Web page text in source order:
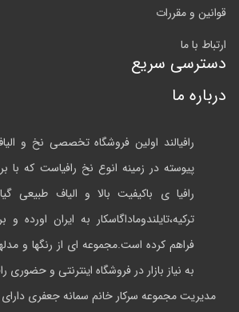
قوانین و مقررات
ارتباط با ما
دسترسی سریع
درباره ما
رافیالند اولین فروشگاه تخصصی نخ و
پیوسته در زمینه انوع نخ رافیاست که با
رافیا ی باکیفیت بالا و الیاف طبیعی
ترکیه،تایلندوماداگاسکار به ایران
فراهم کرده است.مجموعه ای از رنگها و
به نیاز بازار در فروشگاه اینترنتی و حضوری
مدیریت مجموعه سرکار خانم سمانه جعفری